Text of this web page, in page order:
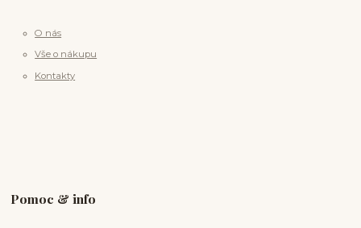
O nás
Vše o nákupu
Kontakty
Pomoc & info